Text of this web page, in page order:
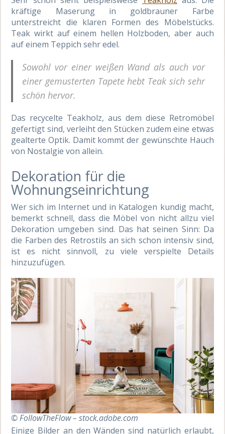
kräftige Maserung in goldbrauner Farbe
unterstreicht die klaren Formen des Möbelstücks.
Teak wirkt auf einem hellen Holzboden, aber auch
auf einem Teppich sehr edel.
Sowohl vor einer weißen Wand als auch vor
einer gemusterten Tapete hebt Teak sich sehr
schön hervor.
Das recycelte Teakholz, aus dem diese Retromöbel
gefertigt sind, verleiht den Stücken zudem eine etwas
gealterte Optik. Damit kommt der gewünschte Hauch
von Nostalgie von allein.
Dekoration für die
Wohnungseinrichtung
Wer sich im Internet und in Katalogen kundig macht,
bemerkt schnell, dass die Möbel von nicht allzu viel
Dekoration umgeben sind. Das hat seinen Sinn: Da
die Farben des Retrostils an sich schon intensiv sind,
ist es nicht sinnvoll, zu viele verspielte Details
hinzuzufügen.
© FollowTheFlow – stock.adobe.com
Einige Bilder an den Wänden sind natürlich erlaubt,